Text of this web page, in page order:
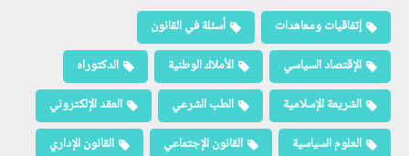
إتفاقيات ومعاهدات
أسئلة في القانون
الإقتصاد السياسي
الأملاك الوطنية
الدكتوراه
الشريعة الإسلامية
الطب الشرعي
العقد الإلكتروني
العلوم السياسية
القانون الإجتماعي
القانون الإداري